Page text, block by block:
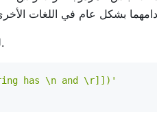
بشكل عام في اللغات
لنلقي نظرة على مثال ملموس.
has \n and \r]])'